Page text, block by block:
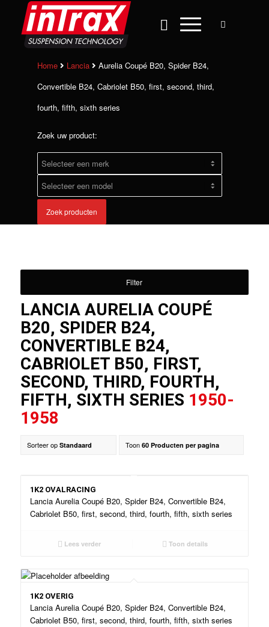
Home Lancia
Aurelia Coupé B20, Spider B24,
Convertible B24, Cabriolet B50, first, second, third,
fourth, fifth, sixth series
Zoek uw product:
Zoek producten
Filter
LANCIA AURELIA COUPÉ
B20, SPIDER B24,
CONVERTIBLE B24,
CABRIOLET B50, FIRST,
SECOND, THIRD, FOURTH,
FIFTH, SIXTH SERIES 1950-
1958
Sorteer op Standaard Toon 60 Producten per pagina
1K2 OVALRACING
Lancia Aurelia Coupé B20, Spider B24, Convertible B24,
Cabriolet B50, first, second, third, fourth, fifth, sixth series
Lees verder Toon details
1K2 OVERIG
Lancia Aurelia Coupé B20, Spider B24, Convertible B24,
Cabriolet B50, first, second, third, fourth, fifth, sixth series